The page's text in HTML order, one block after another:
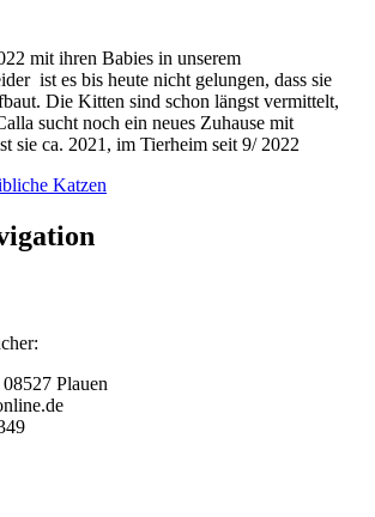
mit ihren Babies in unserem
ist es bis heute nicht gelungen, dass sie
Die Kitten sind schon längst vermittelt,
sucht noch ein neues Zuhause mit
sie ca. 2021, im Tierheim seit 9/ 2022
Katzen
Plauen